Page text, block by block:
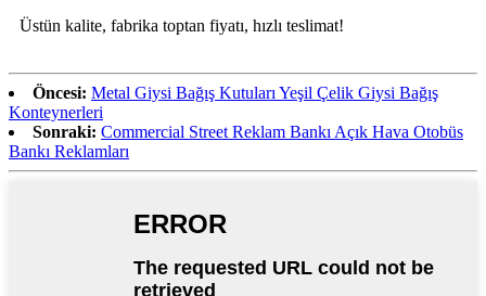
Üstün kalite, fabrika toptan fiyatı, hızlı teslimat!
Öncesi: Metal Giysi Bağış Kutuları Yeşil Çelik Giysi Bağış
Konteynerleri
Sonraki: Commercial Street Reklam Bankı Açık Hava Otobüs
Bankı Reklamları